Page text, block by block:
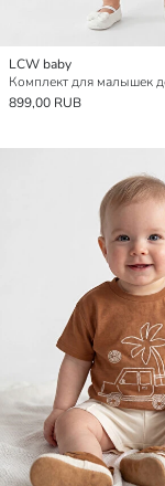
LCW baby
899,00 RUB